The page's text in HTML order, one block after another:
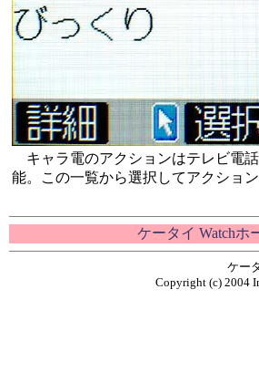
キャラ電のアクションはテレビ電
能。この一覧から選択してアクショ
ケータイ Watchホ
ケー
Copyright (c) 2004